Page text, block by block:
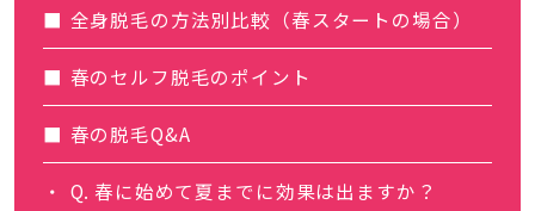
全身脱毛の方法別比較（春スタートの場合）
春のセルフ脱毛のポイント
春の脱毛Q&A
Q. 春に始めて夏までに効果は出ますか？